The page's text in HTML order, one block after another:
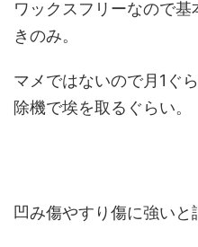
ワックスフリーなので
きのみ。
マメではないので月1ぐ
除機で埃を取るぐらい。
凹み傷やすり傷に強いと